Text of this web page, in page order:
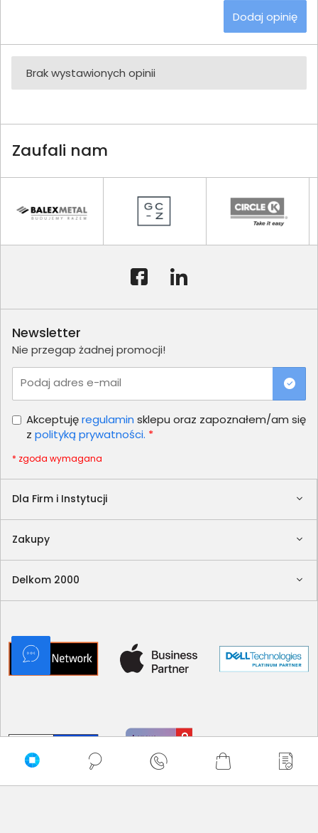
Dodaj opinię
Brak wystawionych opinii
Zaufali nam
Dla Firm i Instytucji
Zakupy
Delkom 2000
Newsletter
Nie przegap żadnej promocji!
Podaj adres e-mail
Akceptujęregulamin sklepu oraz zapoznałem/am się
z polityką prywatności. *
* zgoda wymagana